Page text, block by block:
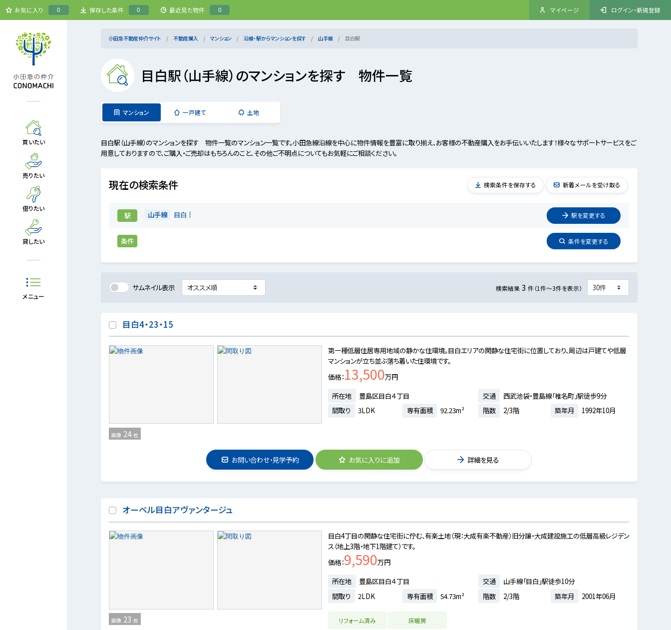
お気に入り 0 保存した条件 0 最近見た物件 0 マイページ ログイン・新規登録
買いたい
売りたい
借りたい
貸したい
メニュー
小田急不動産仲介サイト 不動産購入 マンション 沿線・駅からマンションを探す 山手線 目白駅
目白駅（山手線）のマンションを探す 物件一覧
マンション 一戸建て 土地
目白駅（山手線）のマンションを探す 物件一覧のマンション一覧です。小田急線沿線を中心に物件情報を豊富に取り揃え、お客様の不動産購入をお手伝いいたします！様々なサポートサービスをご
用意しておりますので、ご購入・ご売却はもちろんのこと、その他ご不明点についてもお気軽にご相談ください。
現在の検索条件
駅 山手線 目白 駅を変更する
条件 条件を変更する
検索条件を保存する 新着メールを受け取る
サムネイル表示 検索結果 3 件（1件～3件を表示）
目白4・23・15
画像 24 枚
第一種低層住居専用地域の静かな住環境。目白エリアの閑静な住宅街に位置しており、周辺は戸建てや低層
マンションが立ち並ぶ落ち着いた住環境です。
価格 13,500万円
所在地
豊島区目白４丁目 交通
西武池袋・豊島線「椎名町」駅徒歩9分
間取り
3LDK 専有面積 92.23m² 階数 2/3階 築年月 1992年10月
お問い合わせ・見学予約 お気に入りに追加 詳細を見る
オーベル目白アヴァンタージュ
画像 23 枚
目白4丁目の閑静な住宅街に佇む、有楽土地（現：大成有楽不動産）旧分譲・大成建設施工の低層高級レジデン
ス（地上3階・地下1階建て）です。
価格 9,590万円
所在地
豊島区目白４丁目 交通
山手線「目白」駅徒歩10分
間取り
2LDK 専有面積 54.73m² 階数 2/3階 築年月 2001年06月
リフォーム済み 床暖房